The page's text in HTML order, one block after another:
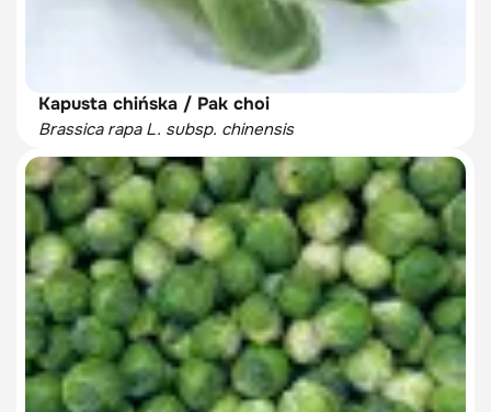
Kapusta chińska / Pak choi
Brassica rapa L. subsp. chinensis